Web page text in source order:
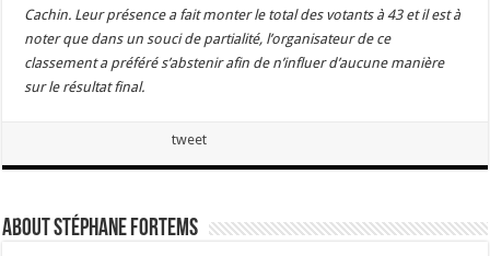
Cachin. Leur présence a fait monter le total des votants à 43 et il est à
noter que dans un souci de partialité, l’organisateur de ce
classement a préféré s’abstenir afin de n’influer d’aucune manière
sur le résultat final.
tweet
About Stéphane Fortems